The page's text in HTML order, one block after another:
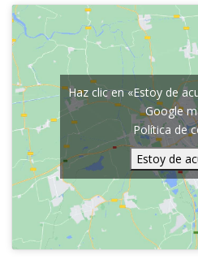
Haz clic en «Estoy de
Google
Política de
Estoy de